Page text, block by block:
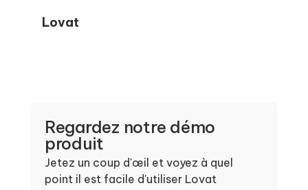
Lovat
Regardez notre démo
produit
Jetez un coup d'œil et voyez à quel
point il est facile d'utiliser Lovat